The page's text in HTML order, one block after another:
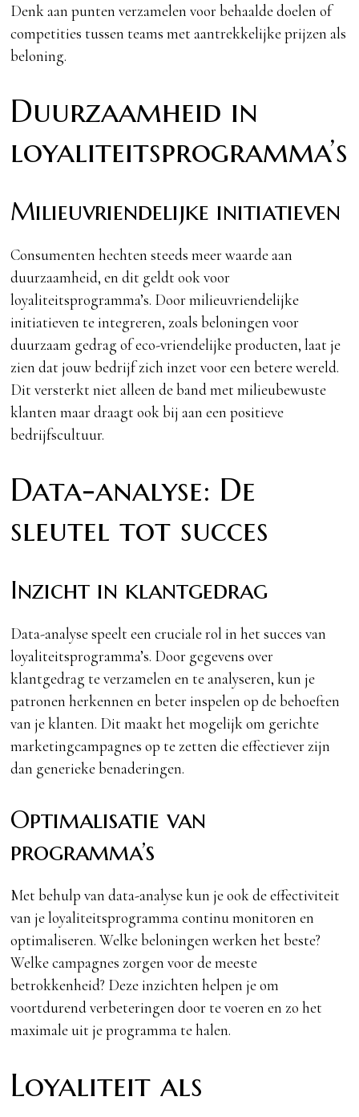
Denk aan punten verzamelen voor behaalde doelen of
competities tussen teams met aantrekkelijke prijzen als
beloning.
Duurzaamheid in
loyaliteitsprogramma’s
Milieuvriendelijke initiatieven
Consumenten hechten steeds meer waarde aan
duurzaamheid, en dit geldt ook voor
loyaliteitsprogramma’s. Door milieuvriendelijke
initiatieven te integreren, zoals beloningen voor
duurzaam gedrag of eco-vriendelijke producten, laat je
zien dat jouw bedrijf zich inzet voor een betere wereld.
Dit versterkt niet alleen de band met milieubewuste
klanten maar draagt ook bij aan een positieve
bedrijfscultuur.
Data-analyse: De
sleutel tot succes
Inzicht in klantgedrag
Data-analyse speelt een cruciale rol in het succes van
loyaliteitsprogramma’s. Door gegevens over
klantgedrag te verzamelen en te analyseren, kun je
patronen herkennen en beter inspelen op de behoeften
van je klanten. Dit maakt het mogelijk om gerichte
marketingcampagnes op te zetten die effectiever zijn
dan generieke benaderingen.
Optimalisatie van
programma’s
Met behulp van data-analyse kun je ook de effectiviteit
van je loyaliteitsprogramma continu monitoren en
optimaliseren. Welke beloningen werken het beste?
Welke campagnes zorgen voor de meeste
betrokkenheid? Deze inzichten helpen je om
voortdurend verbeteringen door te voeren en zo het
maximale uit je programma te halen.
Loyaliteit als